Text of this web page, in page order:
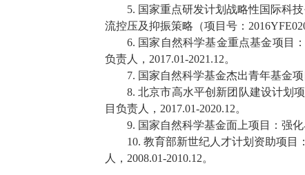
5. 国家重点研发计划战略性国际科
流控压及抑振策略（项目号：
6. 国家自然科学基金重点基金项目
负责人， 2017.01-2021.12。
7. 国家自然科学基金杰出青年基金
8.北京市高水平创新团队建设计划
目负责人， 2017.01-2020.12。
9. 国家自然科学基金面上项目：强
10. 教育部新世纪人才计划资助项目
人， 2008.01-2010.12。